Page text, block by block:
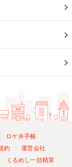
ロケ弁手帳
約
運営会社
くるめし一括精算